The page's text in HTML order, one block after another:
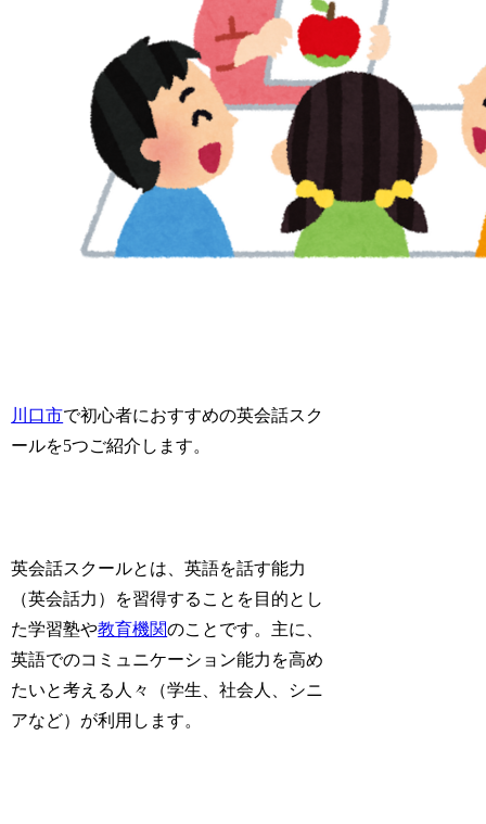
川口市で初心者におすすめの英会話スク
ールを5つご紹介します。
英会話スクールとは、英語を話す能力
（英会話力）を習得することを目的とし
た学習塾や教育機関のことです。主に、
英語でのコミュニケーション能力を高め
たいと考える人々（学生、社会人、シニ
アなど）が利用します。